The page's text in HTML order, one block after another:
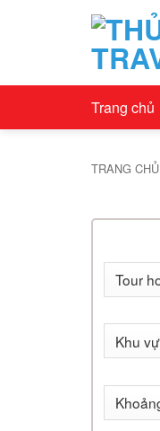
Trang chủ
TRANG CHỦ